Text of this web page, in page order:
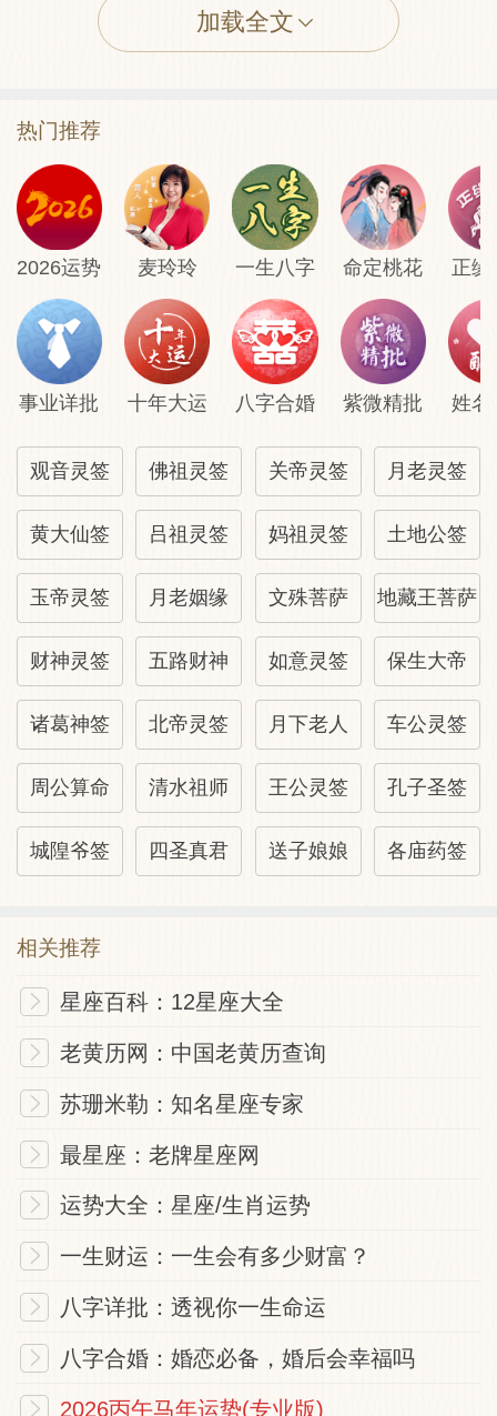
佛祖灵签: 签诗
腰佩黄金印，身骑白玉麟;福人多宝物，玳
佛祖灵签: 解签
佛祖灵签: 家宅
檐前喜鹊叫三声，报汝今年百事成，官位日
升财禄进，更依门户发光明，《家门喜气盈
盈孕妇可产男儿, 但嫌官非口舌失财灾火
厄，是厝前受杀冲伤，宜求佛祖福灯吊门上
祭化早晚火烛小心，居住财丁昌盛》
佛祖灵签: 岁君
鸡鸣霄汉势冲天，万里程途任着鞭，官位自
佛祖灵签: 生意
今年生意可稀奇，春夏似鸟落毛时，六月开
始至秋冬，鸟添羽毛任高低，《春夏似鸟落
毛生意阻隔，六月 起至秋冬似海鹤添寿可
大发展能得大利》
佛祖灵签: 谋望
几年松下惜羽毛，不肯低头皆富豪，有日夺
身腾碧汉，方知志气此时高，《谋事初时有
小人阻隔，不可急 候交秋冬事情便可成功
加载全文
热门推荐
2026运势 麦玲玲 一生八字 命定桃花 正缘
事业详批 十年大运 八字合婚 紫微精批 姓名
观音灵签 佛祖灵签 关帝灵签 月老灵签
黄大仙签 吕祖灵签 妈祖灵签 土地公签
玉帝灵签 月老姻缘 文殊菩萨 地藏王菩萨
财神灵签 五路财神 如意灵签 保生大帝
诸葛神签 北帝灵签 月下老人 车公灵签
周公算命 清水祖师 王公灵签 孔子圣签
城隍爷签 四圣真君 送子娘娘 各庙药签
相关推荐
星座百科：12星座大全
老黄历网：中国老黄历查询
苏珊米勒：知名星座专家
最星座：老牌星座网
运势大全：星座/生肖运势
一生财运：一生会有多少财富？
八字详批：透视你一生命运
八字合婚：婚恋必备，婚后会幸福吗
2026丙午马年运势(专业版)